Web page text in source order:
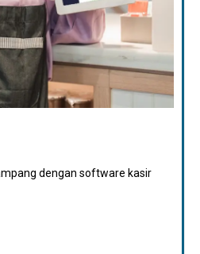
dengan software kasir